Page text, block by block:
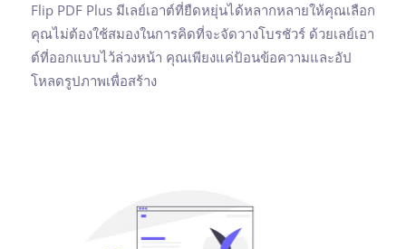
Flip PDF Plus มีเลย์เอาต์ที่ยืดหยุ่นได้หลากหลายให้คุณเลือก
คุณไม่ต้องใช้สมองในการคิดที่จะจัดวางโบรชัวร์ ด้วยเลย์เอา
ต์ที่ออกแบบไว้ล่วงหน้า คุณเพียงแค่ป้อนข้อความและอัป
โหลดรูปภาพเพื่อสร้าง